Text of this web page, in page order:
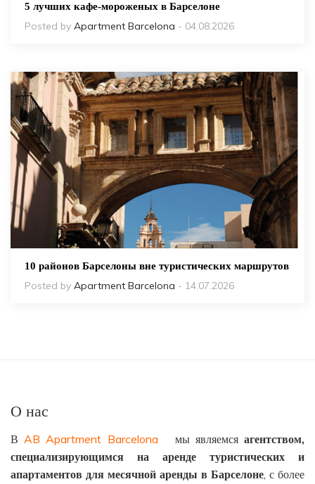
5 лучших кафе-мороженых в Барселоне
Posted by Apartment Barcelona - 04.08.2026
10 районов Барселоны вне туристических маршрутов
Posted by Apartment Barcelona - 14.07.2026
О нас
ВAB Apartment Barcelona мы являемсяагентством,
специализирующимся
на аренде туристических
и
апартаментов для месячной аренды в Барселоне, с более